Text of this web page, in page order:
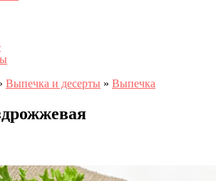
Выпечка и десерты » Выпечка